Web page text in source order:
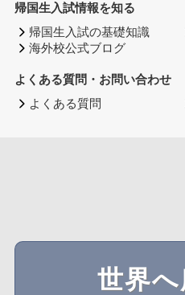
帰国生入試情報を知る
帰国生入試の基礎知識
海外校公式ブログ
よくある質問・お問い合わせ
よくある質問
世界